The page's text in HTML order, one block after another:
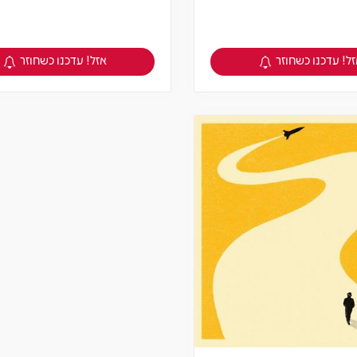
צפיה במוצר
עדכנו כשחוזר צפיה במוצר
אזל! עדכנו כשחוזר